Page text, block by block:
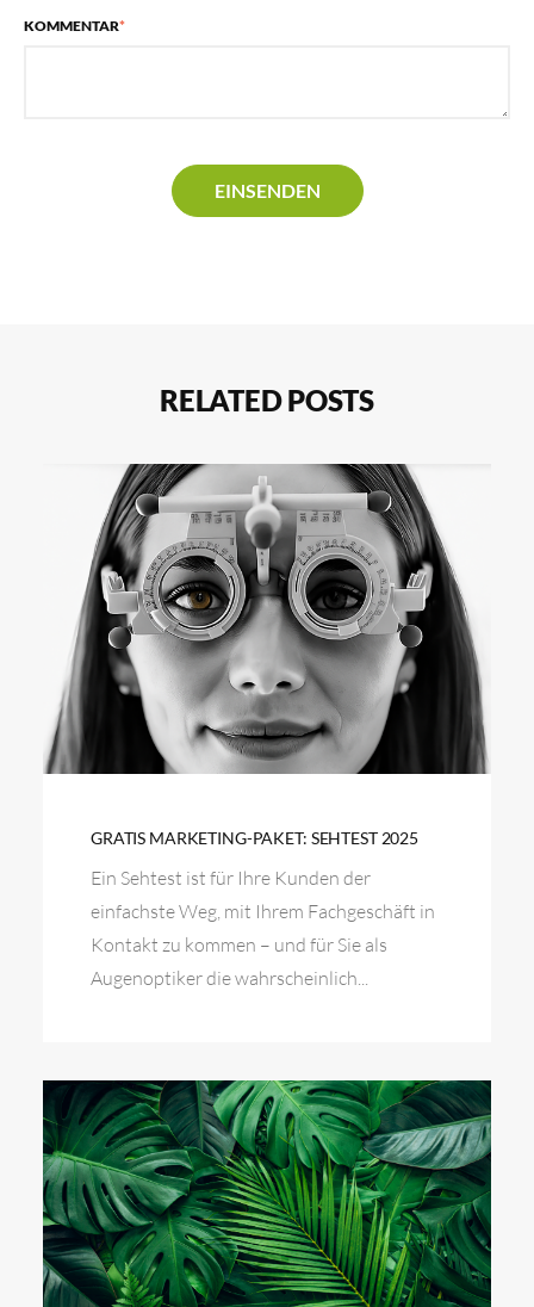
KOMMENTAR*
RELATED POSTS
GRATIS MARKETING-PAKET: SEHTEST 2025
Ein Sehtest ist für Ihre Kunden der
einfachste Weg, mit Ihrem Fachgeschäft in
Kontakt zu kommen – und für Sie als
Augenoptiker die wahrscheinlich...